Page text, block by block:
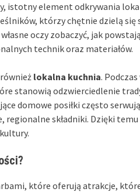
istotny element odkrywania
którzy chętnie dzielą się
oczy zobaczyć, jak
technik oraz materiałów.
lokalna kuchnia.
stanowią odzwierciedlenie
domowe posiłki często
składniki. Dzięki temu
które oferują atrakcje,